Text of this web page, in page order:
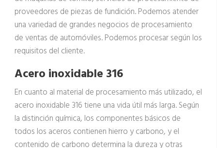
proveedores de piezas de fundición. Podemos atender
una variedad de grandes negocios de procesamiento
de ventas de automóviles. Podemos procesar según los
requisitos del cliente.
Acero inoxidable 316
En cuanto al material de procesamiento más utilizado, el
acero inoxidable 316 tiene una vida útil más larga. Según
la distinción química, los componentes básicos de
todos los aceros contienen hierro y carbono, y el
contenido de carbono determina la dureza y otras